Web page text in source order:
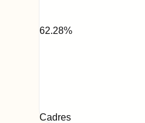
62.28%
Cadres